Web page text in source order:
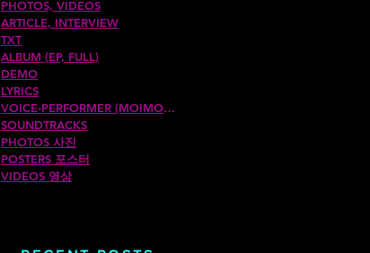
PHOTOS, VIDEOS
ARTICLE, INTERVIEW
TXT
ALBUM (EP, FULL)
DEMO
LYRICS
VOICE-PERFORMER (MOIMOIROM)
SOUNDTRACKS
PHOTOS 사진
POSTERS 포스터
VIDEOS 영상